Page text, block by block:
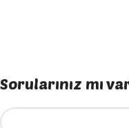
Sorularınız mı